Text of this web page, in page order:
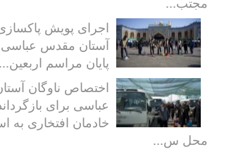
اجرای پویش
آستان مقدس
پایان مراسم اربعین...
اختصاص ناوگان
عباسی برای
خادمان افتخاری به
محل س...